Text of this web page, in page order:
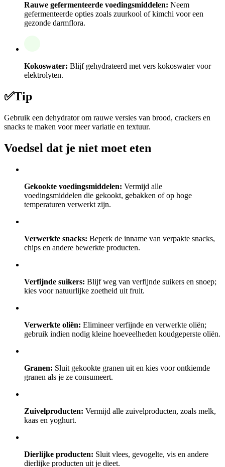
Rauwe gefermenteerde voedingsmiddelen: Neem
gefermenteerde opties zoals zuurkool of kimchi voor een
gezonde darmflora.
Kokoswater: Blijf gehydrateerd met vers kokoswater voor
elektrolyten.
✅Tip
Gebruik een dehydrator om rauwe versies van brood, crackers en
snacks te maken voor meer variatie en textuur.
Voedsel dat je niet moet eten
Gekookte voedingsmiddelen: Vermijd alle
voedingsmiddelen die gekookt, gebakken of op hoge
temperaturen verwerkt zijn.
Verwerkte snacks: Beperk de inname van verpakte snacks,
chips en andere bewerkte producten.
Verfijnde suikers: Blijf weg van verfijnde suikers en snoep;
kies voor natuurlijke zoetheid uit fruit.
Verwerkte oliën: Elimineer verfijnde en verwerkte oliën;
gebruik indien nodig kleine hoeveelheden koudgeperste oliën.
Granen: Sluit gekookte granen uit en kies voor ontkiemde
granen als je ze consumeert.
Zuivelproducten: Vermijd alle zuivelproducten, zoals melk,
kaas en yoghurt.
Dierlijke producten: Sluit vlees, gevogelte, vis en andere
dierlijke producten uit je dieet.